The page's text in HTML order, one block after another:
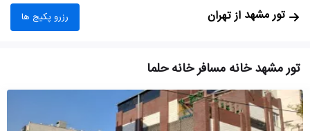
تور مشهد از تهران رزرو پکیج ها
تور مشهد خانه مسافر خانه حلما